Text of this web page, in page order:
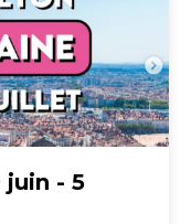
juin - 5